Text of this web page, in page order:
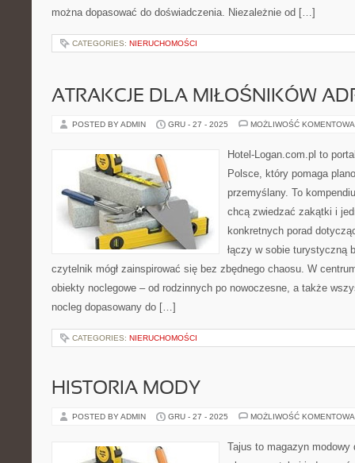
można dopasować do doświadczenia. Niezależnie od […]
CATEGORIES: NIERUCHOMOŚCI
ATRAKCJE DLA MIŁOŚNIKÓW
POSTED BY ADMIN GRU - 27 - 2025 MOŻLIWOŚĆ
Hotel-Logan.com.pl to
Polsce, który pomaga
przemyślany. To
chcą zwiedzać zakątki i
konkretnych porad
łączy w sobie turystyczną
czytelnik mógł zainspirować się bez zbędnego chaosu. W
obiekty noclegowe – od rodzinnych po nowoczesne, a także
nocleg dopasowany do […]
CATEGORIES: NIERUCHOMOŚCI
HISTORIA MODY
POSTED BY ADMIN GRU - 27 - 2025 MOŻLIWOŚĆ
Tajus to magazyn